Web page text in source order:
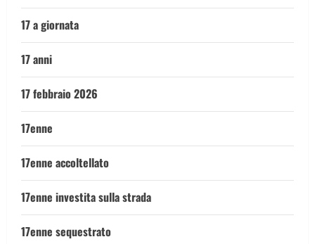
17 a giornata
17 anni
17 febbraio 2026
17enne
17enne accoltellato
17enne investita sulla strada
17enne sequestrato